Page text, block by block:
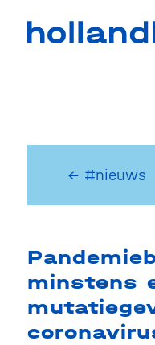
← #nieuws
minstens